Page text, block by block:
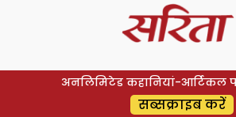
अनलिमिटेड कहानियां-आर्टिकल
सब्सक्राइब करें